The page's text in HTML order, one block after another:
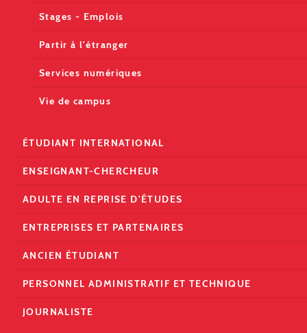
Stages - Emplois
Partir à l'étranger
Services numériques
Vie de campus
ÉTUDIANT INTERNATIONAL
ENSEIGNANT-CHERCHEUR
ADULTE EN REPRISE D'ÉTUDES
ENTREPRISES ET PARTENAIRES
ANCIEN ÉTUDIANT
PERSONNEL ADMINISTRATIF ET TECHNIQUE
JOURNALISTE